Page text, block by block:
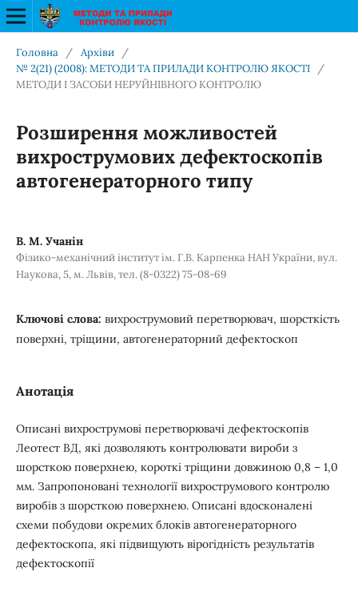
Головна / Архіви
/
№ 2(21) (2008): МЕТОДИ ТА ПРИЛАДИ КОНТРОЛЮ ЯКОСТІ
/
МЕТОДИ І ЗАСОБИ НЕРУЙНІВНОГО КОНТРОЛЮ
Розширення можливостей
вихрострумових дефектоскопів
автогенераторного типу
В. М. Учанін
Фізико-механічний інститут ім. Г.В. Карпенка НАН України, вул.
Наукова, 5, м. Львів, тел. (8-0322) 75-08-69
Ключові слова: вихрострумовий перетворювач, шорсткість
поверхні, тріщини, автогенераторний дефектоскоп
Анотація
Описані вихрострумові перетворювачі дефектоскопів
Леотест ВД, які дозволяють контролювати вироби з
шорсткою поверхнею, короткі тріщини довжиною 0,8 – 1,0
мм. Запропоновані технології вихрострумового контролю
виробів з шорсткою поверхнею. Описані вдосконалені
схеми побудови окремих блоків автогенераторного
дефектоскопа, які підвищують вірогідність результатів
дефектоскопії